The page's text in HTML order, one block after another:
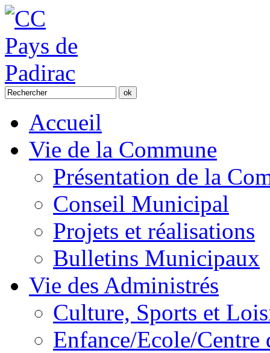
Accueil
Vie de la Commune
Présentation de la
Conseil Municipal
Projets et réalisations
Bulletins Municipaux
Vie des Administrés
Culture, Sports et
Enfance/Ecole/Centre